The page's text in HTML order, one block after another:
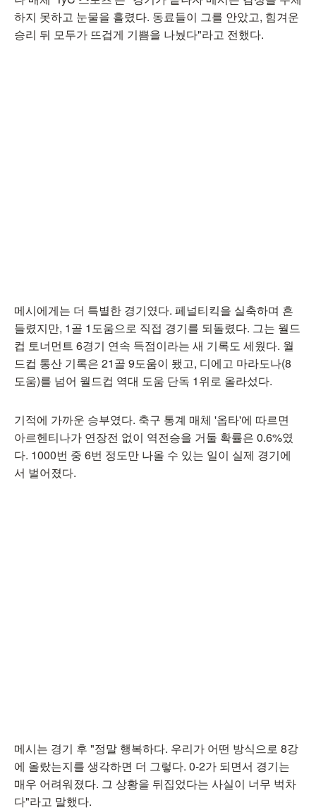
하지 못하고 눈물을 흘렸다. 동료들이 그를 안았고, 힘겨운
승리 뒤 모두가 뜨겁게 기쁨을 나눴다"라고 전했다.
메시에게는 더 특별한 경기였다. 페널티킥을 실축하며 흔
들렸지만, 1골 1도움으로 직접 경기를 되돌렸다. 그는 월드
컵 토너먼트 6경기 연속 득점이라는 새 기록도 세웠다. 월
드컵 통산 기록은 21골 9도움이 됐고, 디에고 마라도나(8
도움)를 넘어 월드컵 역대 도움 단독 1위로 올라섰다.
기적에 가까운 승부였다. 축구 통계 매체 '옵타'에 따르면
아르헨티나가 연장전 없이 역전승을 거둘 확률은 0.6%였
다. 1000번 중 6번 정도만 나올 수 있는 일이 실제 경기에
서 벌어졌다.
메시는 경기 후 "정말 행복하다. 우리가 어떤 방식으로 8강
에 올랐는지를 생각하면 더 그렇다. 0-2가 되면서 경기는
매우 어려워졌다. 그 상황을 뒤집었다는 사실이 너무 벅차
다"라고 말했다.